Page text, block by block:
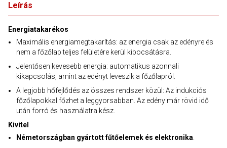
Leírás
Energiatakarékos
Maximális energiamegtakarítás: az energia csak az edényre és
nem a főzőlap teljes felületére kerül kibocsátásra.
Jelentősen kevesebb energia: automatikus azonnali
kikapcsolás, amint az edényt leveszik a főzőlapról.
A legjobb hőfejlődés az összes rendszer közül: Az indukciós
főzőlapokkal főzhet a leggyorsabban. Az edény már rövid idő
után forró és használatra kész.
Kivitel
Németországban gyártott fűtőelemek és elektronika